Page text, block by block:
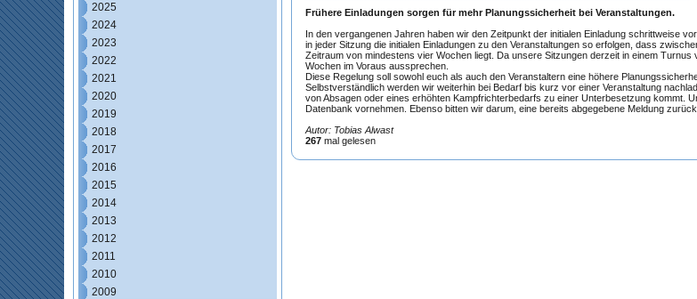
2025
2024
2023
2022
2021
2020
2019
2018
2017
2016
2015
2014
2013
2012
2011
2010
2009
Frühere Einladungen sorgen für mehr Planungssicherheit bei Veranstaltungen.
In den vergangenen Jahren haben wir den Zeitpunkt der initialen Einladung schrittweise
in jeder Sitzung die initialen Einladungen zu den Veranstaltungen so erfolgen, dass
Zeitraum von mindestens vier Wochen liegt. Da unsere Sitzungen derzeit in einem
Wochen im Voraus aussprechen.
Diese Regelung soll sowohl euch als auch den Veranstaltern eine höhere
Selbstverständlich werden wir weiterhin bei Bedarf bis kurz vor einer Veranstaltung
von Absagen oder eines erhöhten Kampfrichterbedarfs zu einer Unterbesetzung kommt.
Datenbank vornehmen. Ebenso bitten wir darum, eine bereits abgegebene Meldung
Autor: Tobias Alwast
267 mal gelesen